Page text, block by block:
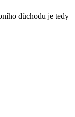
důchodu je tedy